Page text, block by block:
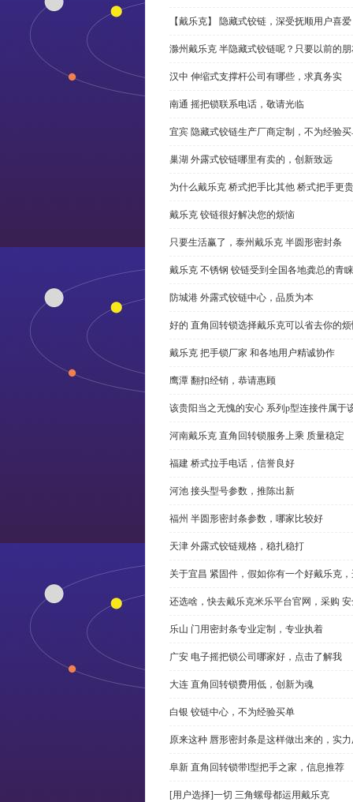
【戴乐克】 隐藏式铰链，深受抚顺用户喜
滁州戴乐克 半隐藏式铰链呢？只要以前的
汉中 伸缩式支撑杆公司有哪些，求真务实
南通 摇把锁联系电话，敬请光临
宜宾 隐藏式铰链生产厂商定制，不为经验
巢湖 外露式铰链哪里有卖的，创新致远
为什么戴乐克 桥式把手比其他 桥式把手更
戴乐克 铰链很好解决您的烦恼
只要生活赢了，泰州戴乐克 半圆形密封条
戴乐克 不锈钢 铰链受到全国各地龚总的青睐
防城港 外露式铰链中心，品质为本
好的 直角回转锁选择戴乐克可以省去你的
戴乐克 把手锁厂家 和各地用户精诚协作
鹰潭 翻扣经销，恭请惠顾
该贵阳当之无愧的安心 系列p型连接件属于
河南戴乐克 直角回转锁服务上乘 质量稳定
福建 桥式拉手电话，信誉良好
河池 接头型号参数，推陈出新
福州 半圆形密封条参数，哪家比较好
天津 外露式铰链规格，稳扎稳打
关于宜昌 紧固件，假如你有一个好戴乐克
还选啥，快去戴乐克米乐平台官网，采购
乐山 门用密封条专业定制，专业执着
广安 电子摇把锁公司哪家好，点击了解我
大连 直角回转锁费用低，创新为魂
白银 铰链中心，不为经验买单
原来这种 唇形密封条是这样做出来的，实
阜新 直角回转锁带l型把手之家，信息推荐
[用户选择]一切 三角螺母都运用戴乐克